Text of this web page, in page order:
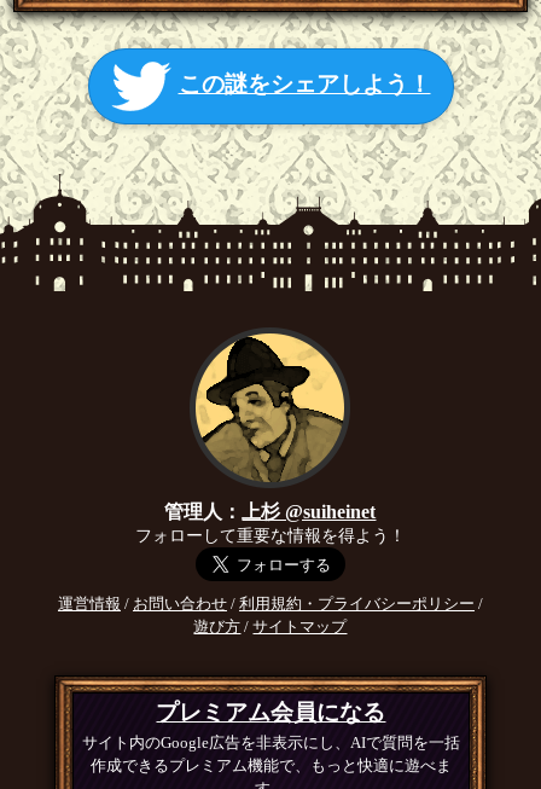
この謎をシェアしよう！
管理人： 上杉 @suiheinet
フォローして重要な情報を得よう！
運営情報 / お問い合わせ/ 利用規約・プライバシーポリシー /
遊び方 /サイトマップ
プレミアム会員になる
サイト内のGoogle広告を非表示にし、AIで質問を一括
作成できるプレミアム機能で、もっと快適に遊べま